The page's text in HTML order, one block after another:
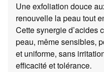
Une exfoliation douce
renouvelle la peau tout
Cette synergie d’acides
peau, même sensibles,
et uniforme, sans
efficacité et tolérance.